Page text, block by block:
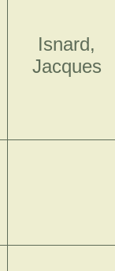
Isnard,
Jacques